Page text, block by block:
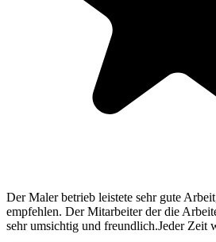
Der Maler betrieb leistete sehr gute
empfehlen. Der Mitarbeiter der die
sehr umsichtig und freundlich.Jeder Zeit